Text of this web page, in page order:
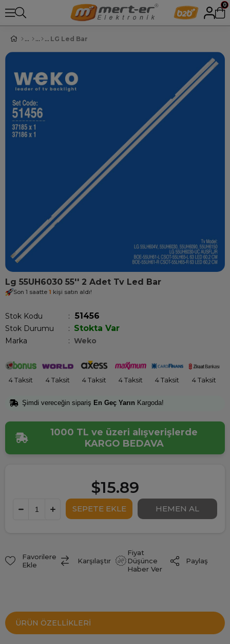
0
LG Led Bar
Lg 55UH6030 55'' 2 Adet Tv Led Bar
Son 1 saatte 1 kişi satın aldı!
Stok Kodu 51456
Stok Durumu : Stokta Var
Marka : Weko
4 Taksit 4 Taksit 4 Taksit 4 Taksit 4 Taksit 4 Taksit
Şimdi vereceğin sipariş En Geç Yarın Kargoda!
1000 TL ve üzeri alışverişlerde
KARGO BEDAVA
$15.89
Favorilere
Ekle
Karşılaştır
Fiyat
Düşünce
Haber Ver
Paylaş
ÜRÜN ÖZELLIKLERI